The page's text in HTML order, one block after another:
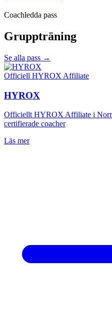
Coachledda pass
Gruppträning
Se alla pass →
Officiell HYROX Affiliate
HYROX
Officiellt HYROX Affiliate i
certifierade coacher
Läs mer